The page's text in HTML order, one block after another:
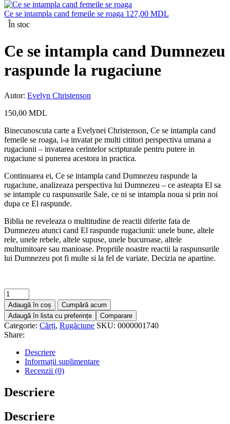
Ce se intampla cand femeile se roaga 127,00 MDL
În stoc
Ce se intampla cand Dumnezeu
raspunde la rugaciune
Autor: Evelyn Christenson
150,00 MDL
Binecunoscuta carte a Evelynei Christenson, Ce se intampla cand
femeile se roaga, i-a invatat pe multi cititori perspectiva umana a
rugaciunii – invatarea cerintelor scripturale pentru putere in
rugaciune si punerea acestora in practica.
Continuarea ei, Ce se intampla cand Dumnezeu raspunde la
rugaciune, analizeaza perspectiva lui Dumnezeu – ce asteapta El sa
se intample cu raspunsurile Sale, ce ni se intampla noua si prin noi
dupa ce El raspunde.
Biblia ne reveleaza o multitudine de reactii diferite fata de
Dumnezeu atunci cand El raspunde rugaciunii: unele bune, altele
rele, unele rebele, altele supuse, unele bucuroase, altele
multumitoare sau manioase. Propriile noastre reactii la raspunsurile
lui Dumnezeu pot fi multe si la fel de variate. Decizia ne apartine.
Adaugă în coș
Cumpără acum
Adaugă în lista cu preferințe
Comparare
Categorie: Cărți, Rugăciune SKU: 0000001740
Share:
Descriere
Informații suplimentare
Recenzii (0)
Descriere
Descriere